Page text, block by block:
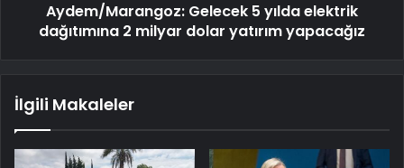
Aydem/Marangoz: Gelecek 5 yılda elektrik
dağıtımına 2 milyar dolar yatırım yapacağız
İlgili Makaleler